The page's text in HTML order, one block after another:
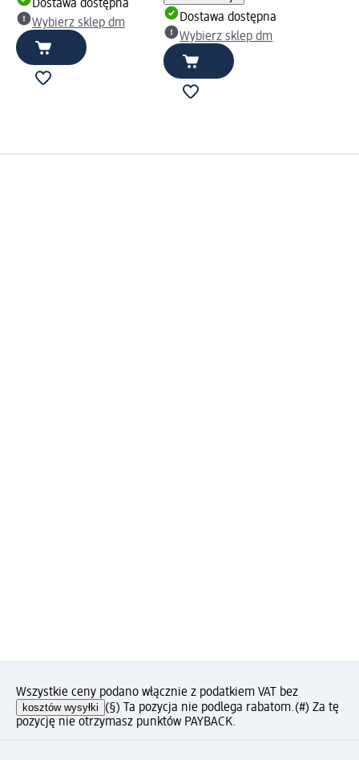
Dostawa dostępna
Wybierz sklep dm
Dostawa dostępna
Wybierz sklep dm
Wszystkie ceny podano włącznie z podatkiem VAT bez
kosztów wysyłki (§) Ta pozycja nie podlega rabatom.(#) Za tę
pozycję nie otrzymasz punktów PAYBACK.